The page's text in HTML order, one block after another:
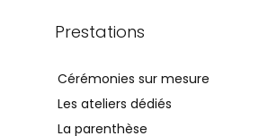
Prestations
Cérémonies sur mesure
Les ateliers dédiés
La parenthèse